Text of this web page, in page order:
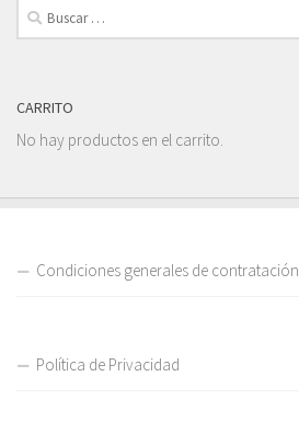
CARRITO
No hay productos en el carrito.
Condiciones generales de contratación
Política de Privacidad